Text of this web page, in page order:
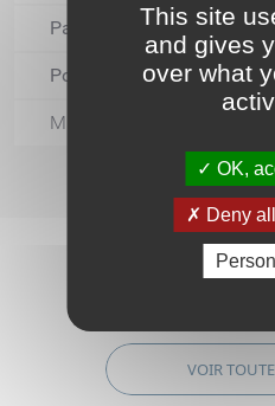
Passes décisives
Points
Minutes de pénalité
VOIR
This site
and gives
over what
OK,
Deny